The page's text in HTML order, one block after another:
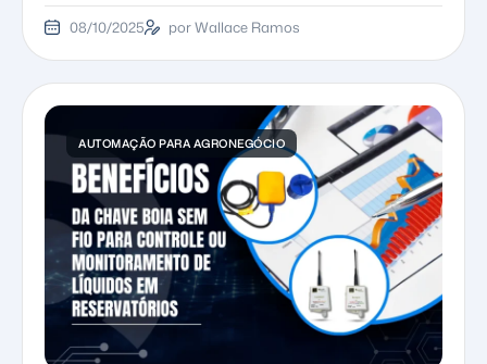
08/10/2025 por Wallace Ramos
AUTOMAÇÃO PARA AGRONEGÓCIO